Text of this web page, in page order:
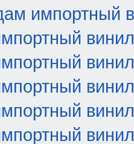
импортный
винил
винил
винил
винил
винил